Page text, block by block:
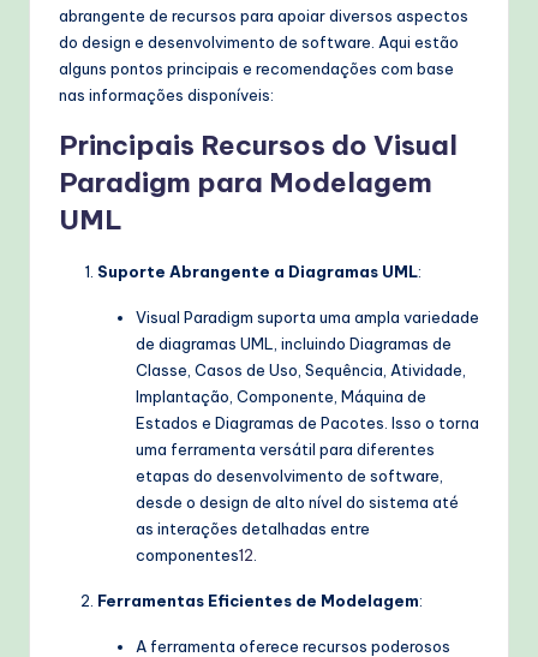
abrangente de recursos para apoiar diversos aspectos
do design e desenvolvimento de software. Aqui estão
alguns pontos principais e recomendações com base
nas informações disponíveis:
Principais Recursos do Visual
Paradigm para Modelagem
UML
Suporte Abrangente a Diagramas UML:
Visual Paradigm suporta uma ampla variedade
de diagramas UML, incluindo Diagramas de
Classe, Casos de Uso, Sequência, Atividade,
Implantação, Componente, Máquina de
Estados e Diagramas de Pacotes. Isso o torna
uma ferramenta versátil para diferentes
etapas do desenvolvimento de software,
desde o design de alto nível do sistema até
as interações detalhadas entre
componentes12
Ferramentas Eficientes de Modelagem:
A ferramenta oferece recursos poderosos